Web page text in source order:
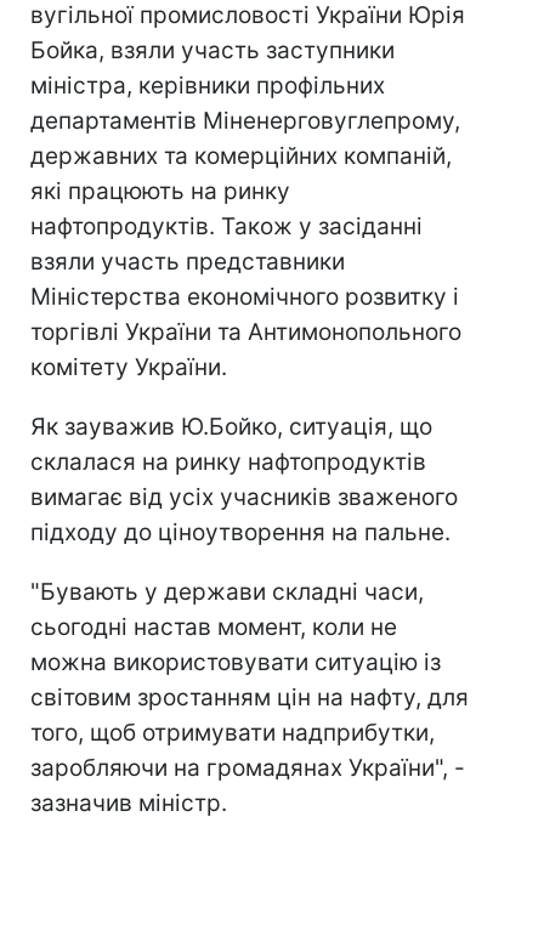
вугільної промисловості України Юрія
Бойка, взяли участь заступники
міністра, керівники профільних
департаментів Міненерговуглепрому,
державних та комерційних компаній,
які працюють на ринку
нафтопродуктів. Також у засіданні
взяли участь представники
Міністерства економічного розвитку і
торгівлі України та Антимонопольного
комітету України.
Як зауважив Ю.Бойко, ситуація, що
склалася на ринку нафтопродуктів
вимагає від усіх учасників зваженого
підходу до ціноутворення на пальне.
"Бувають у держави складні часи,
сьогодні настав момент, коли не
можна використовувати ситуацію із
світовим зростанням цін на нафту, для
того, щоб отримувати надприбутки,
заробляючи на громадянах України", -
зазначив міністр.